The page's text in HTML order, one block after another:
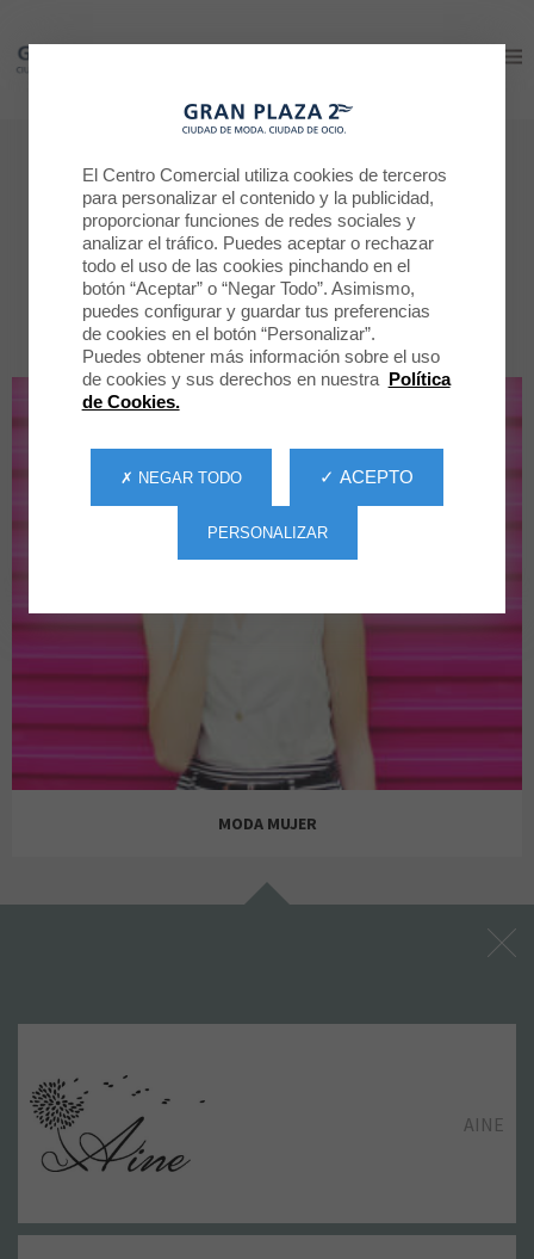
Gran Plaza 2
Tiendas
Todas las tiendas
POR CATEGORÍA TODAS LA TIENDAS
MODA MUJER
AINE
Gran Plaza 2
El Centro Comercial utiliza cookies de terceros
para personalizar el contenido y la publicidad,
proporcionar funciones de redes sociales y
analizar el tráfico. Puedes aceptar o rechazar
todo el uso de las cookies pinchando en el
botón “Aceptar” o “Negar Todo”. Asimismo,
puedes configurar y guardar tus preferencias
de cookies en el botón “Personalizar”.
Puedes obtener más información sobre el uso
de cookies y sus derechos en nuestra Política
de Cookies.
✓ ACEPTO
✗ NEGAR TODO
PERSONALIZAR